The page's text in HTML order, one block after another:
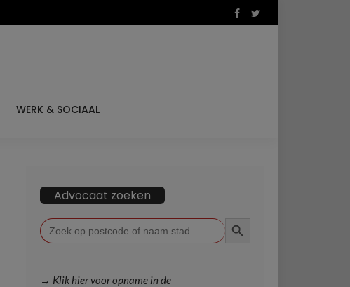
WERK & SOCIAAL
Advocaat zoeken
Zoek
naar:
→ Klik hier voor opname in de